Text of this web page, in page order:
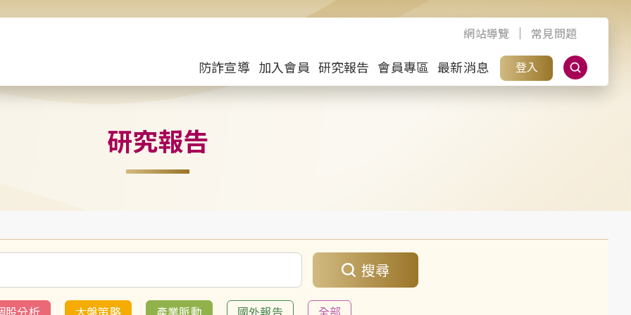
網站導覽 常見問題
防詐宣導 加入會員 研究報告 會員專區 最新消息 登入
研究報告
搜尋
股分析 大盤策略 產業脈動 國外報告 全部